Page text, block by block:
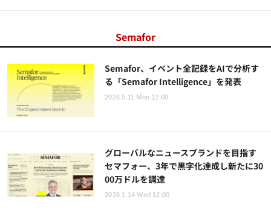
Semafor
Semafor、イベント全記録をAIで分析す
る「Semafor Intelligence」を発表
2026.5.11 Mon 12:00
グローバルなニュースブランドを目指す
セマフォー、3年で黒字化達成し新たに30
00万ドルを調達
2026.1.14 Wed 12:00